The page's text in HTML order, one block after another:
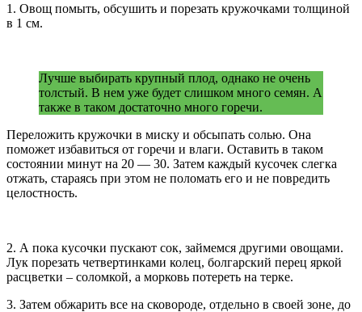
1. Овощ помыть, обсушить и порезать кружочками толщиной
в 1 см.
Лучше выбирать крупный плод, однако не очень
толстый. В нем уже будет слишком много семян. А
также в таком достаточно много горечи.
Переложить кружочки в миску и обсыпать солью. Она
поможет избавиться от горечи и влаги. Оставить в таком
состоянии минут на 20 — 30. Затем каждый кусочек слегка
отжать, стараясь при этом не поломать его и не повредить
целостность.
2. А пока кусочки пускают сок, займемся другими овощами.
Лук порезать четвертинками колец, болгарский перец яркой
расцветки – соломкой, а морковь потереть на терке.
3. Затем обжарить все на сковороде, отдельно в своей зоне, до